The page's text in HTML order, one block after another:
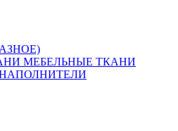
МЕБЕЛЬНЫЕ ТКАНИ